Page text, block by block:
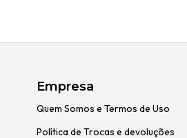
Empresa
Quem Somos e Termos de Uso
Política de Trocas e devoluções